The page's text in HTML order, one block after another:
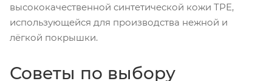
высококачественной синтетической кожи ТРЕ,
использующейся для производства нежной и
лёгкой покрышки.
Советы по выбору